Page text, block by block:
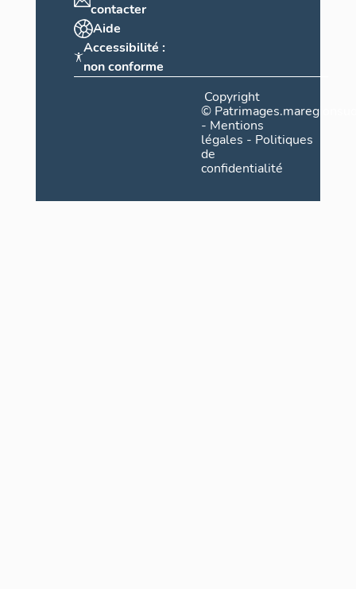
contacter
Aide
Accessibilité :
non conforme
Copyright
©
- Mentions
légales - Politiques
de
confidentialité